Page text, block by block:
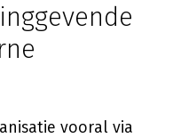
vooral via